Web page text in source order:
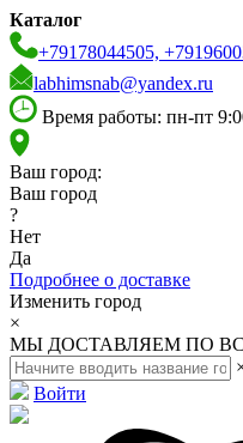
Каталог
+79178044505,
labhimsnab@yandex.ru
Время работы: пн-пт
Ваш город:
Ваш город
?
Нет
Да
Подробнее о доставке
Изменить город
×
МЫ ДОСТАВЛЯЕМ ПО
Войти